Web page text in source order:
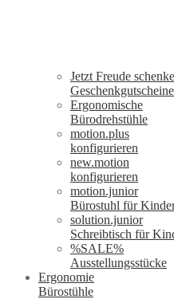
Jetzt Freude
Geschenkgutscheine
Ergonomische
Bürodrehstühle
motion.plus
konfigurieren
new.motion
konfigurieren
motion.junior
Bürostuhl für
solution.junior
Schreibtisch für
%SALE%
Ausstellungsstücke
Ergonomie
Bürostühle